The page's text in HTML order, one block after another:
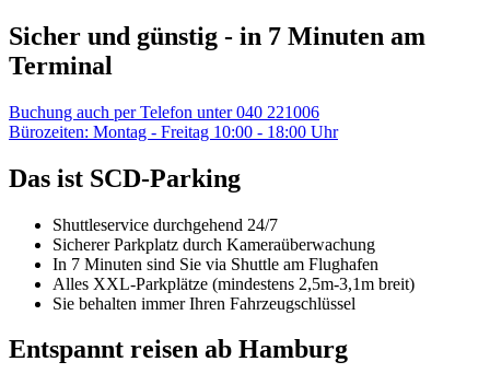
Sicher und günstig - in 7 Minuten am
Terminal
Buchung auch per Telefon unter 040 221006
Bürozeiten: Montag - Freitag 10:00 - 18:00 Uhr
Das ist SCD-Parking
Shuttleservice durchgehend 24/7
Sicherer Parkplatz durch Kameraüberwachung
In 7 Minuten sind Sie via Shuttle am Flughafen
Alles XXL-Parkplätze (mindestens 2,5m-3,1m breit)
Sie behalten immer Ihren Fahrzeugschlüssel
Entspannt reisen ab Hamburg